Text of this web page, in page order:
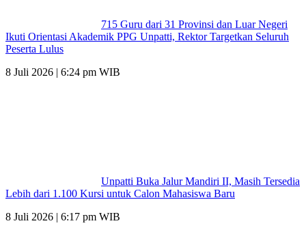
715 Guru dari 31 Provinsi dan Luar Negeri
Ikuti Orientasi Akademik PPG Unpatti, Rektor Targetkan Seluruh
Peserta Lulus
8 Juli 2026 | 6:24 pm WIB
Unpatti Buka Jalur Mandiri II, Masih Tersedia
Lebih dari 1.100 Kursi untuk Calon Mahasiswa Baru
8 Juli 2026 | 6:17 pm WIB